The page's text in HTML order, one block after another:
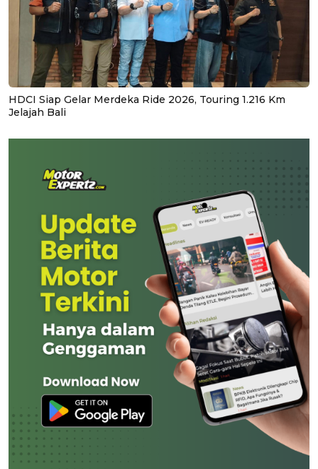
HDCI Siap Gelar Merdeka Ride 2026, Touring 1.216 Km
Jelajah Bali